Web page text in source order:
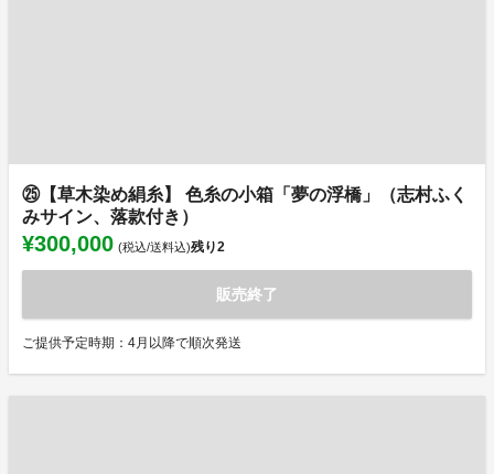
㉕【草木染め絹糸】 色糸の小箱「夢の浮橋」（志村ふく
みサイン、落款付き）
¥300,000 (税込/送料込)残り2
販売終了
ご提供予定時期：4月以降で順次発送